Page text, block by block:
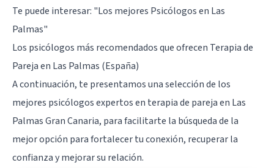
Te puede interesar: "Los mejores Psicólogos en Las
Palmas"
Los psicólogos más recomendados que ofrecen Terapia de
Pareja en Las Palmas (España)
A continuación, te presentamos una selección de los
mejores psicólogos expertos en terapia de pareja en Las
Palmas Gran Canaria, para facilitarte la búsqueda de la
mejor opción para fortalecer tu conexión, recuperar la
confianza y mejorar su relación.